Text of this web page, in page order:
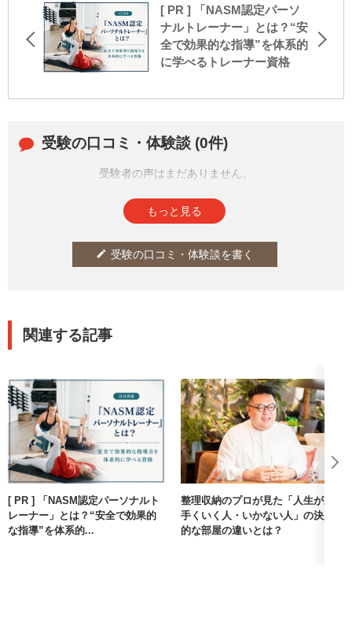
[ PR ] 「NASM認定パーソ
ナルトレーナー」とは？“安
全で効果的な指導”を体系的
に学べるトレーナー資格
受験の口コミ・体験談 (0件)
受験者の声はまだありません。
もっと見る
edit 受験の口コミ・体験談を書く
関連する記事
[ PR ] 「NASM認定パーソナルト
レーナー」とは？“安全で効果的
な指導”を体系的...
整理収納のプロが見た「人生が上
手くいく人・いかない人」の決定
的な部屋の違いとは？